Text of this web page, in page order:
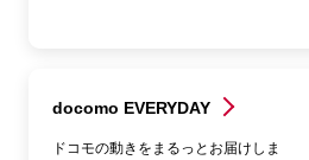
docomo EVERYDAY
ドコモの動きをまるっとお届けしま